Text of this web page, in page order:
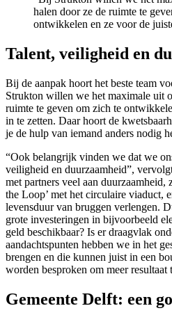
halen door ze de ruimte te
ontwikkelen en ze voor de
Talent, veiligheid en
Bij de aanpak hoort het beste team
Strukton willen we het maximale uit
ruimte te geven om zich te
in te zetten. Daar hoort de
je de hulp van iemand anders nodig
“Ook belangrijk vinden we dat we
veiligheid en duurzaamheid”,
met partners veel aan duurzaamheid,
the Loop’ met het circulaire viaduct,
levensduur van bruggen verlengen.
grote investeringen in bijvoorbeeld
geld beschikbaar? Is er draagvlak
aandachtspunten hebben we in het
brengen en die kunnen juist in een
worden besproken om meer resultaat
Gemeente Delft: een